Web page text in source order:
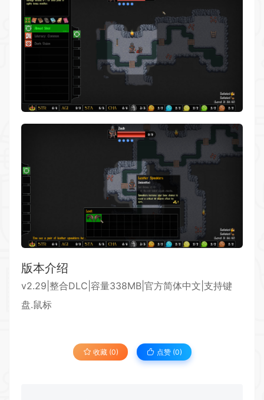
版本介绍
v2.29|整合DLC|容量338MB|官方简体中文|支持键
盘.鼠标
收藏 (0) 点赞 (0)